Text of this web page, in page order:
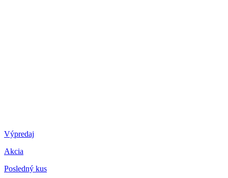
Výpredaj
Akcia
Posledný kus